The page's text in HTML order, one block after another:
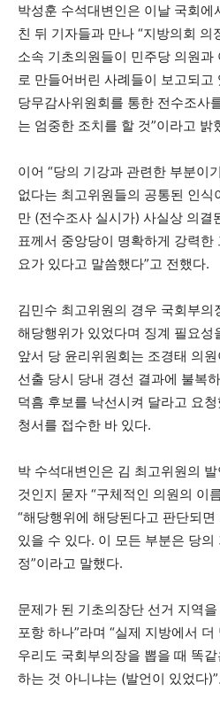
박성훈 수석대변인은 이날 국회
친 뒤 기자들과 만나 “지방의회
소속 기초의원들이 민주당 의원과
로 만들어버린 사례들이 보고되고
당무감사위원회를 통한 전수조사
는 엄중한 조치를 할 것”이라고 밝
이어 “당의 기강과 관련한 부분이
없다는 최고위원들의 공통된 인식
만 (전수조사 실시가) 사실상 의결
표께서 중앙당이 명확하게 강력한
요가 있다고 말씀했다”고 전했다.
김민수 최고위원의 경우 국회부
해당행위가 있었다며 징계 필요성
앞서 당 윤리위원회는 조경태 의
선출 당시 당내 경선 결과에 불복
덕흠 후보를 낙선시켜 달라고 요
청서를 접수한 바 있다.
박 수석대변인은 김 최고위원의
것인지 묻자 “구체적인 의원의 이
“해당행위에 해당된다고 판단되
있을 수 있다. 이 모든 부분은 당
정”이라고 말했다.
문제가 된 기초의장단 선거 지역
포항 하나”라며 “실제 지방에서
우리도 국회부의장을 뽑을 때 똑
하는 것 아니냐는 (발언이 있었다